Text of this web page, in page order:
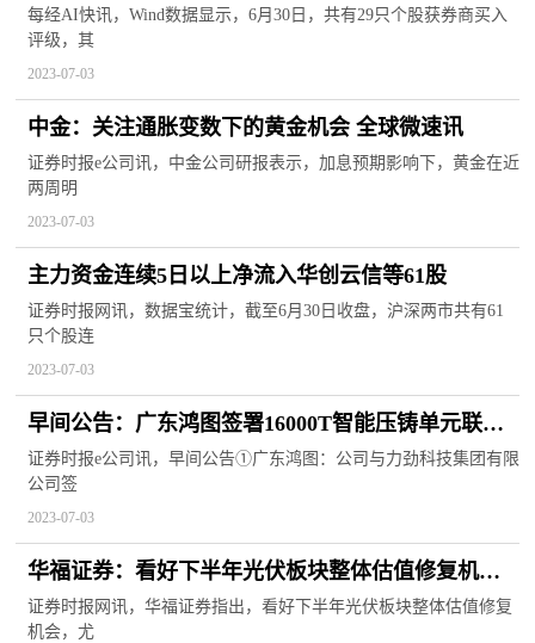
全球视点
每经AI快讯，Wind数据显示，6月30日，共有29只个股获券商买入
评级，其
2023-07-03
中金：关注通胀变数下的黄金机会 全球微速讯
证券时报e公司讯，中金公司研报表示，加息预期影响下，黄金在近
两周明
2023-07-03
主力资金连续5日以上净流入华创云信等61股
证券时报网讯，数据宝统计，截至6月30日收盘，沪深两市共有61
只个股连
2023-07-03
早间公告：广东鸿图签署16000T智能压铸单元联合
研发合作协议；卫宁健康实控人、董事长被留置
证券时报e公司讯，早间公告①广东鸿图：公司与力劲科技集团有限
公司签
2023-07-03
华福证券：看好下半年光伏板块整体估值修复机会|
当前资讯
证券时报网讯，华福证券指出，看好下半年光伏板块整体估值修复
机会，尤